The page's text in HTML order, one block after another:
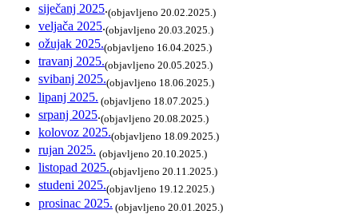
siječanj 2025.(objavljeno 20.02.2025.)
veljača 2025.(objavljeno 20.03.2025.)
ožujak 2025.(objavljeno 16.04.2025.)
travanj 2025.(objavljeno 20.05.2025.)
svibanj 2025.(objavljeno 18.06.2025.)
lipanj 2025. (objavljeno 18.07.2025.)
srpanj 2025.(objavljeno 20.08.2025.)
kolovoz 2025.(objavljeno 18.09.2025.)
rujan 2025. (objavljeno 20.10.2025.)
listopad 2025.(objavljeno 20.11.2025.)
studeni 2025.(objavljeno 19.12.2025.)
prosinac 2025. (objavljeno 20.01.2025.)